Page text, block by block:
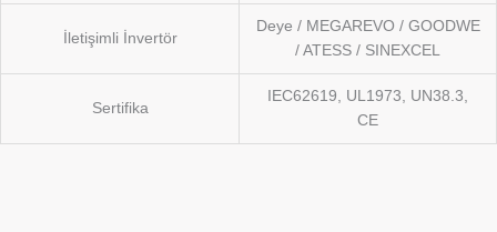
İletişimli İnvertör
Deye / MEGAREVO / GOODWE
/ ATESS / SINEXCEL
Sertifika
IEC62619, UL1973, UN38.3,
CE